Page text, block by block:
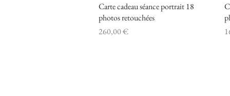
Aperçu rapide
Carte cadeau séance portrait 18
photos retouchées
Prix
260,00 €